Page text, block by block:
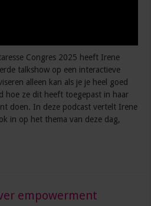
Congres 2025 heeft Irene
talkshow op een interactieve
alleen kan als je je heel goed
hoe ze dit heeft toegepast in haar
doen. In deze podcast vertelt Irene
in op het thema van deze dag,
empowerment